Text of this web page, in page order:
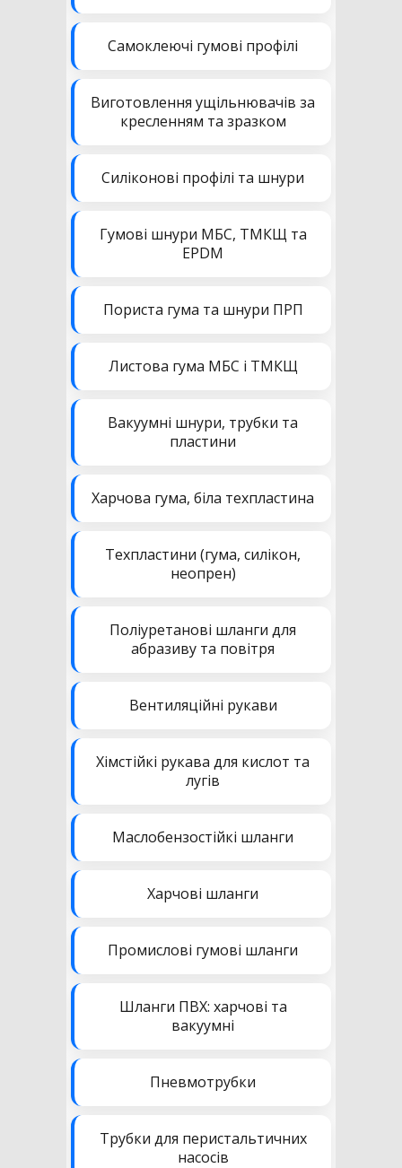
Самоклеючі гумові профілі
Виготовлення ущільнювачів за
кресленням та зразком
Силіконові профілі та шнури
Гумові шнури МБС, ТМКЩ та
EPDM
Пориста гума та шнури ПРП
Листова гума МБС і ТМКЩ
Вакуумні шнури, трубки та
пластини
Харчова гума, біла техпластина
Техпластини (гума, силікон,
неопрен)
Поліуретанові шланги для
абразиву та повітря
Вентиляційні рукави
Хімстійкі рукава для кислот та
лугів
Маслобензостійкі шланги
Харчові шланги
Промислові гумові шланги
Шланги ПВХ: харчові та
вакуумні
Пневмотрубки
Трубки для перистальтичних
насосів